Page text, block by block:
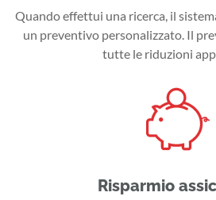
Quando effettui una ricerca, il
un preventivo personalizzato. Il
tutte le riduzioni
Risparmio